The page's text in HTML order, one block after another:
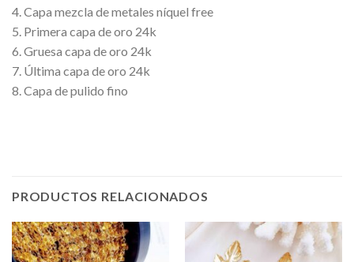
4. Capa mezcla de metales níquel free
5. Primera capa de oro 24k
6. Gruesa capa de oro 24k
7. Última capa de oro 24k
8. Capa de pulido fino
PRODUCTOS RELACIONADOS